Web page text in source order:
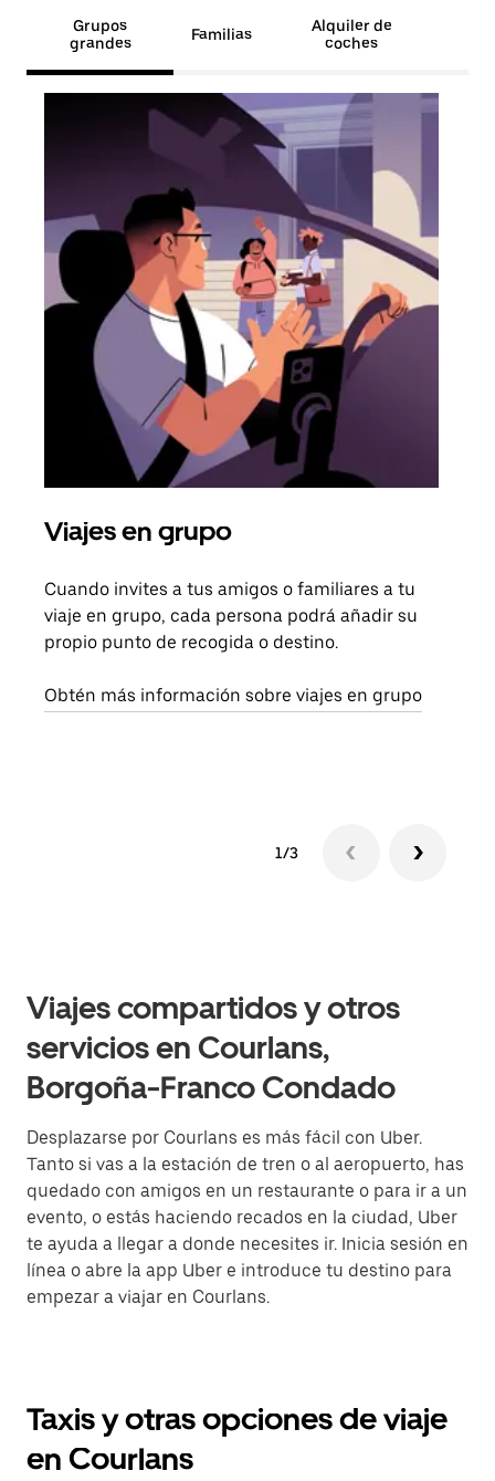
Grupos
grandes
Familias
Alquiler de
coches
Viajes en grupo
Cuando invites a tus amigos o familiares a tu
viaje en grupo, cada persona podrá añadir su
propio punto de recogida o destino.
Obtén más información sobre viajes en grupo
1/3
Viajes compartidos y otros
servicios en Courlans,
Borgoña-Franco Condado
Desplazarse por Courlans es más fácil con Uber.
Tanto si vas a la estación de tren o al aeropuerto, has
quedado con amigos en un restaurante o para ir a un
evento, o estás haciendo recados en la ciudad, Uber
te ayuda a llegar a donde necesites ir. Inicia sesión en
línea o abre la app Uber e introduce tu destino para
empezar a viajar en Courlans.
Taxis y otras opciones de viaje
en Courlans